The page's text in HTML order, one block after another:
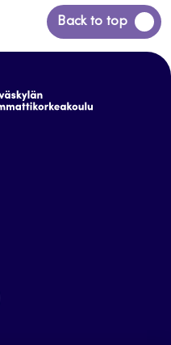
Back to top
Siirry
takaisin